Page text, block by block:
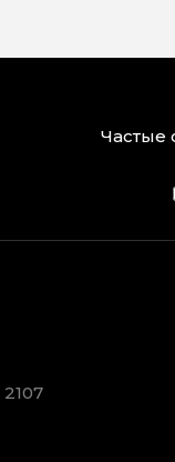
Частые